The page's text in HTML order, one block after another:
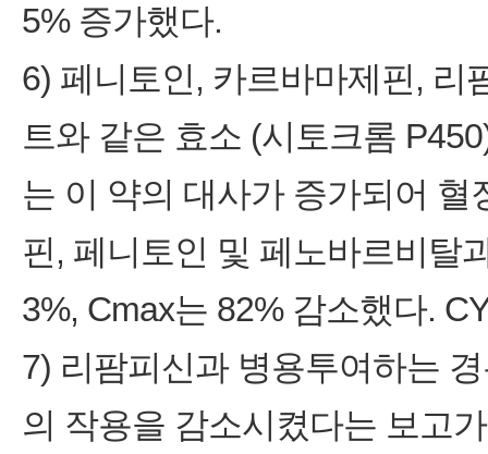
5% 증가했다.
6) 페니토인, 카르바마제핀, 리
트와 같은 효소 (시토크롬
는 이 약의 대사가 증가되어
핀, 페니토인 및 페노바르비탈
3%, Cmax는 82% 감소했다.
7) 리팜피신과 병용투여하는
의 작용을 감소시켰다는 보고